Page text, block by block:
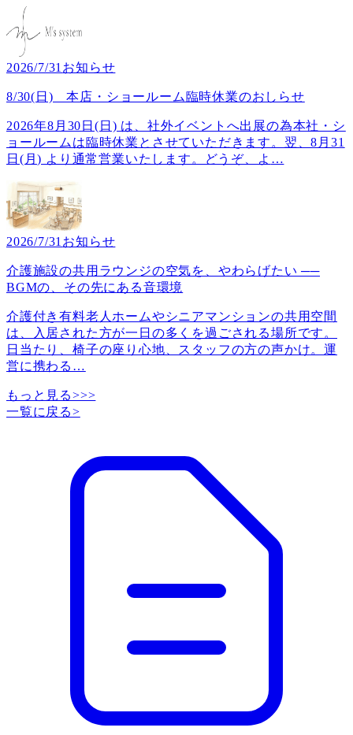
2026/7/31 お知らせ
8/30(日) 本店・ショールーム臨時休業のおしらせ
2026年8月30日(日) は、社外イベントへ出展の為本社・シ
ョールームは臨時休業とさせていただきます。翌、8月31
日(月) より通常営業いたします。どうぞ、よ …
2026/7/31 お知らせ
介護施設の共用ラウンジの空気を、やわらげたい ──
BGMの、その先にある音環境
介護付き有料老人ホームやシニアマンションの共用空間
は、入居された方が一日の多くを過ごされる場所です。
日当たり、椅子の座り心地、スタッフの方の声かけ。運
営に携わる …
もっと見る>>>
一覧に戻る>